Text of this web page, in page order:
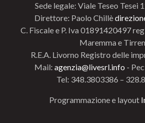
Sede legale: Viale Teseo Tesei
Direttore: Paolo Chillè
C. Fiscale e P. Iva 01891420497
Maremma e
R.E.A. Livorno Registro delle
Mail: agenzia@livesrl.info -
Tel: 348.3803386 –
Programmazione e layout